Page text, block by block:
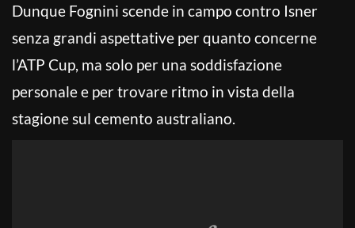
Dunque Fognini scende in campo contro Isner
senza grandi aspettative per quanto concerne
l’ATP Cup, ma solo per una soddisfazione
personale e per trovare ritmo in vista della
stagione sul cemento australiano.